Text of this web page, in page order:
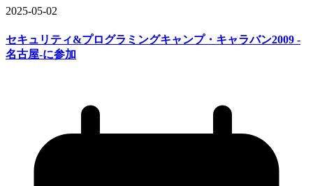
2025-05-02
セキュリティ&プログラミングキャンプ・キャラバン2009 -
名古屋-に参加